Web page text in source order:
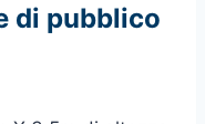
di pubblico